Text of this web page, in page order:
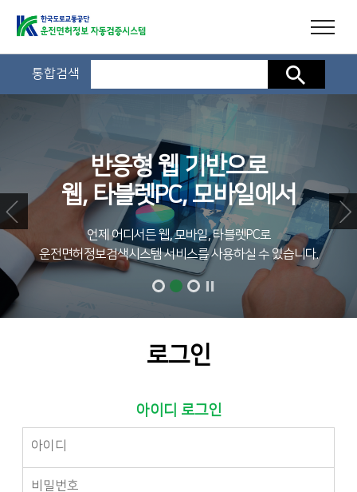
통합검색 검색
반응형 웹 기반으로
웹, 타블렛PC, 모바일에서
언제 어디서든 웹, 모바일, 타블렛PC로
운전면허정보검색시스템 서비스를 사용하실 수 있습니다.
로그인
아이디 로그인